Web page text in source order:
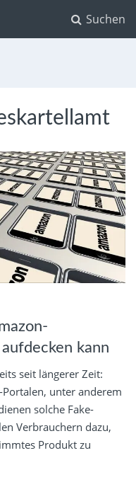
Suchen
kann
seit längerer Zeit:
unter anderem
solche Fake-
Verbrauchern dazu,
Produkt zu